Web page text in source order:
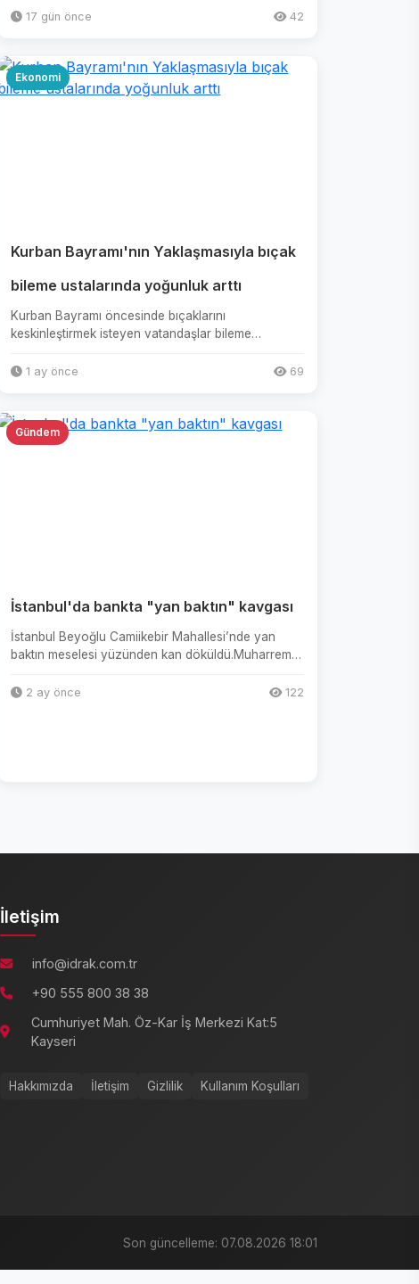
17 gün önce 42
Ekonomi
Kurban Bayramı'nın Yaklaşmasıyla bıçak
bileme ustalarında yoğunluk arttı
Kurban Bayramı öncesinde bıçaklarını
keskinleştirmek isteyen vatandaşlar bileme
1 ay önce 69
Gündem
İstanbul'da bankta "yan baktın" kavgası
İstanbul Beyoğlu Camiikebir Mahallesi’nde yan
baktın meselesi yüzünden kan döküldü.Muharrem
2 ay önce 122
İletişim
info@idrak.com.tr
+90 555 800 38 38
Cumhuriyet Mah. Öz-Kar İş Merkezi Kat:5
Kayseri
Hakkımızda İletişim Gizlilik Kullanım Koşulları
Son güncelleme: 07.08.2026 18:01